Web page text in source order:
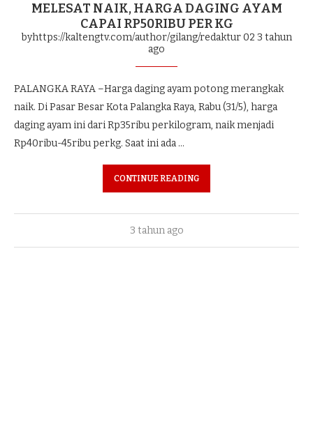
MELESAT NAIK, HARGA DAGING AYAM
CAPAI RP50RIBU PER KG
byhttps://kaltengtv.com/author/gilang/redaktur 02 3 tahun
ago
PALANGKA RAYA –Harga daging ayam potong merangkak
naik. Di Pasar Besar Kota Palangka Raya, Rabu (31/5), harga
daging ayam ini dari Rp35ribu perkilogram, naik menjadi
Rp40ribu-45ribu perkg. Saat ini ada …
CONTINUE READING
3 tahun ago